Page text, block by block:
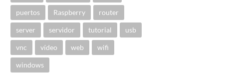
puertos Raspberry router
server servidor tutorial usb
vnc vídeo web wifi
windows